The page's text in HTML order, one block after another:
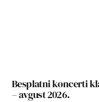
Besplatni koncerti
– avgust 2026.